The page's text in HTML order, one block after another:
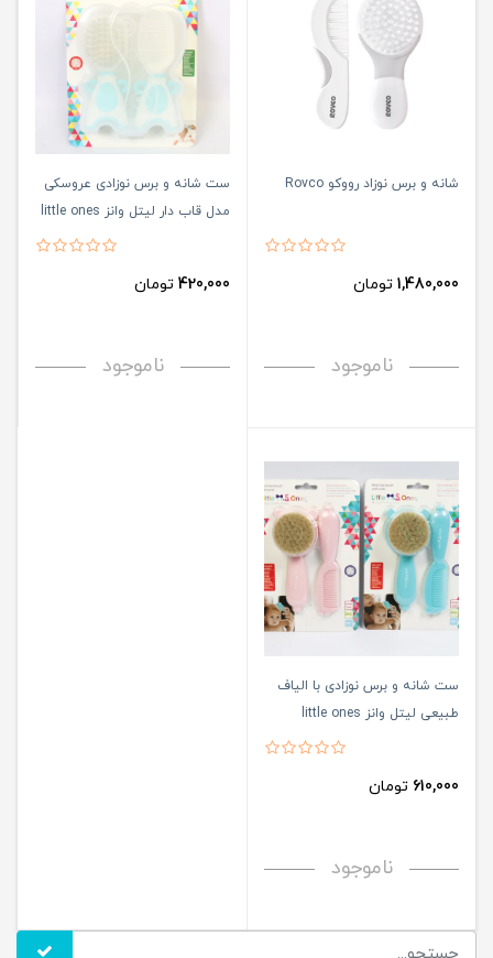
شانه و برس نوزاد رووکو Rovco
1,480,000 تومان
ناموجود
ست شانه و برس نوزادی عروسکی
مدل قاب دار لیتل وانز little ones
420,000 تومان
ناموجود
ست شانه و برس نوزادی با الیاف
طبیعی لیتل وانز little ones
610,000 تومان
ناموجود